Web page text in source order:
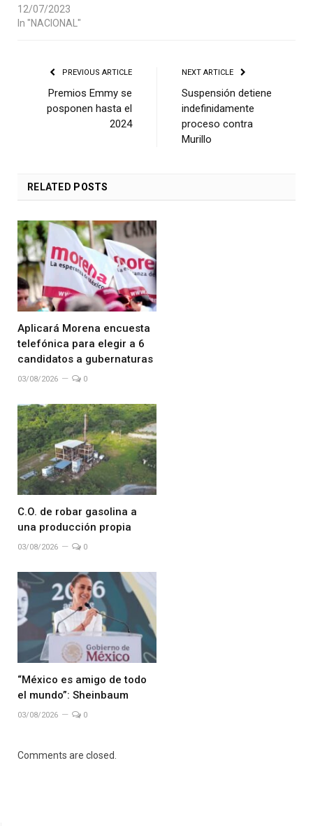
12/07/2023
In "NACIONAL"
PREVIOUS ARTICLE
Premios Emmy se
posponen hasta el
2024
NEXT ARTICLE
Suspensión detiene
indefinidamente
proceso contra
Murillo
RELATED POSTS
Aplicará Morena encuesta
telefónica para elegir a 6
candidatos a gubernaturas
03/08/2026 0
C.O. de robar gasolina a
una producción propia
03/08/2026 0
“México es amigo de todo
el mundo”: Sheinbaum
03/08/2026 0
Comments are closed.